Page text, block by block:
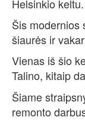
Helsinkio keltu.
Šis modernios
šiaurės ir
Vienas iš šio
Talino, kitaip
Šiame
remonto